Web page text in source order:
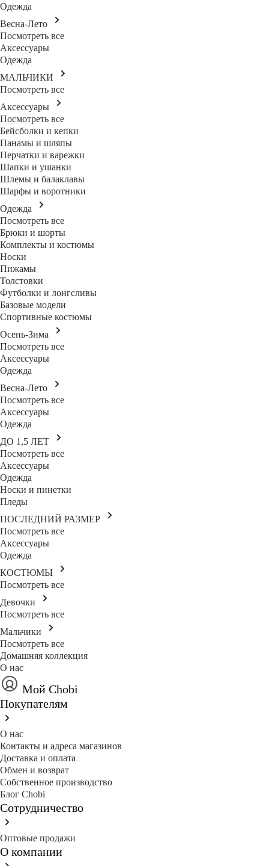
Одежда
Весна-Лето
Посмотреть все
Аксессуары
Одежда
МАЛЬЧИКИ
Посмотреть все
Аксессуары
Посмотреть все
Бейсболки и кепки
Панамы и шляпы
Перчатки и варежки
Шапки и ушанки
Шлемы и балаклавы
Шарфы и воротники
Одежда
Посмотреть все
Брюки и шорты
Комплекты и костюмы
Носки
Пижамы
Толстовки
Футболки и лонгсливы
Базовые модели
Спортивные костюмы
Осень-Зима
Посмотреть все
Аксессуары
Одежда
Весна-Лето
Посмотреть все
Аксессуары
Одежда
ДО 1,5 ЛЕТ
Посмотреть все
Аксессуары
Одежда
Носки и пинетки
Пледы
ПОСЛЕДНИЙ РАЗМЕР
Посмотреть все
Аксессуары
Одежда
КОСТЮМЫ
Посмотреть все
Девочки
Посмотреть все
Мальчики
Посмотреть все
Домашняя коллекция
О нас
Мой Chobi
Покупателям
О нас
Контакты и адреса магазинов
Доставка и оплата
Обмен и возврат
Собственное производство
Блог Сhobi
Сотрудничество
Оптовые продажи
О компании